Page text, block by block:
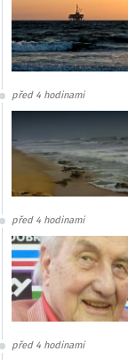
před 4 hodinami
před 4 hodinami
před 4 hodinami